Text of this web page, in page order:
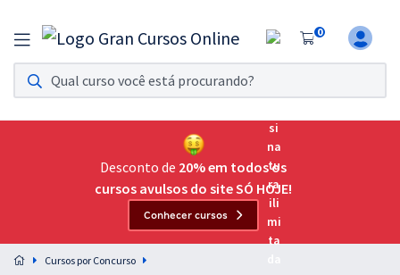
0
Assinatura Ilimitada 11
Acesso a todos os cursos. Teste grátis por 7 dias!
Assinatura OAB Até Passar
Acesso ilimitado a toda preparação para o Exame da
Preparação completa e intensiva para as principais
residências em saúde do Brasil
Desconto de 20% em todos os
cursos avulsos do site SÓ HOJE!
Conhecer cursos
Cursos por Concurso